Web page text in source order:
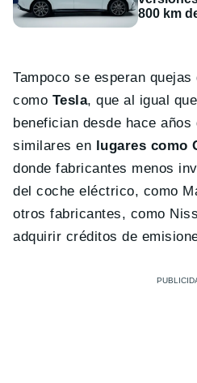
800 km
Tampoco se esperan
como Tesla, que al igual
benefician desde hace años
similares en lugares como
donde fabricantes menos
del coche eléctrico, como
otros fabricantes, como
adquirir créditos de